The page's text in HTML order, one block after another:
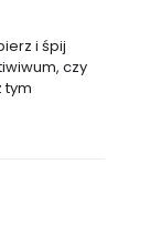
i śpij
czy
tym